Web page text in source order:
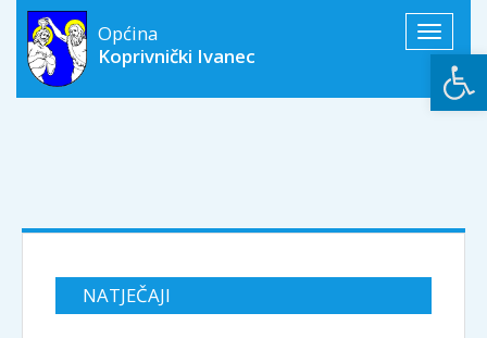
Toggle
Općina
Koprivnički Ivanec
NATJEČAJI